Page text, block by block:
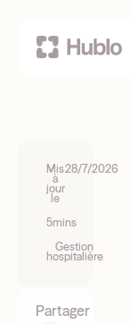
Mis
à
jour
le
28/7/2026
5mins
Gestion
hospitalière
Partager